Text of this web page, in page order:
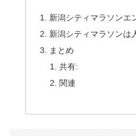
新潟シティマラソンエ
新潟シティマラソンは
まとめ
共有:
関連